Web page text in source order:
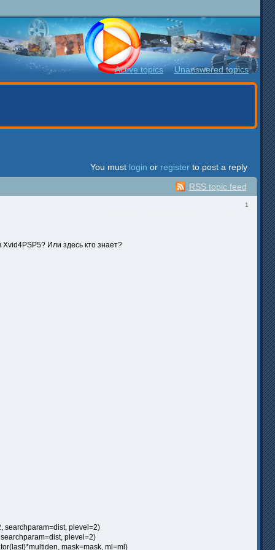
Active topics Unanswered topics
You must login or register to post a reply
RSS topic feed
1
Или здесь кто знает?
searchparam=dist, plevel=2)
plevel=2)
mask=mask, ml=ml)